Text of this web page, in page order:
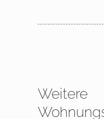
Weitere